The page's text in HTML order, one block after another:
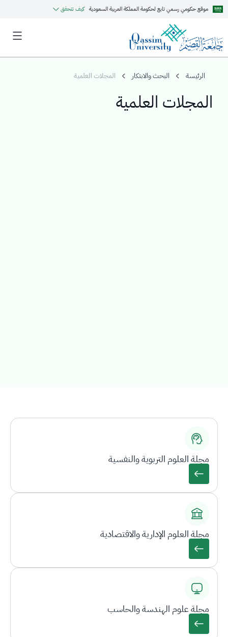
موقع حكومي رسمي تابع لحكومة المملكة العربية السعودية كيف تتحقق
الرئيسة البحث والابتكار المجلات العلمية
المجلات العلمية
مجلة العلوم التربوية والنفسية
مجلة العلوم الإدارية والاقتصادية
مجلة علوم الهندسة والحاسب